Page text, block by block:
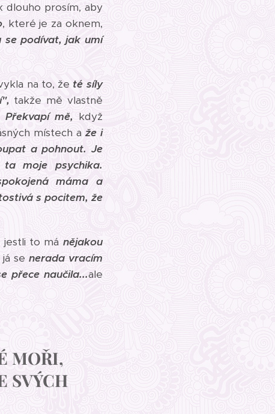
dlouho prosím, aby
, které je za oknem,
se podívat, jak umí
na to, že té síly
takže mě vlastně
Překvapí mě, když
místech a že i
a pohnout. Je
moje psychika.
máma a
s pocitem, že
jestli to má nějakou
se nerada vracím
přece naučila...ale
MOŘI,
SVÝCH